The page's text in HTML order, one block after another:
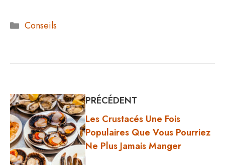
Catégories
Conseils
PRÉCÉDENT
Les Crustacés Une Fois
Populaires Que Vous Pourriez
Ne Plus Jamais Manger